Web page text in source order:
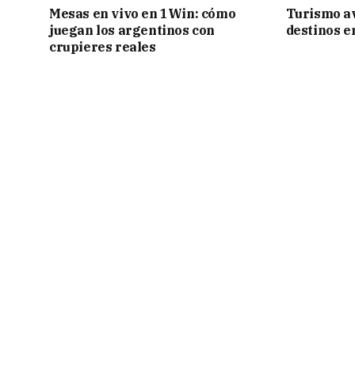
Mesas en vivo en 1Win: cómo
juegan los argentinos con
crupieres reales
Turismo
destinos